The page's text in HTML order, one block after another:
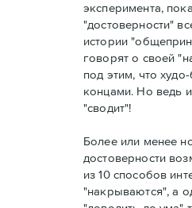
эксперимента,
"достоверности"
истории
говорят о своей
под этим, что
концами. Но ведь
"сводит"!
Более или менее
достоверности
из 10 способов
"накрываются", а